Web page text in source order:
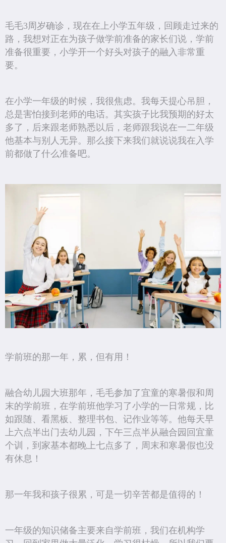
毛毛3周岁确诊，现在在上小学五年级，回顾走过来的
路，我想对正在为孩子做学前准备的家长们说，学前
准备很重要，小学开一个好头对孩子的融入非常重
要。
在小学一年级的时候，我很焦虑。我每天提心吊胆，
总是害怕接到老师的电话。其实孩子比我预期的好太
多了，后来跟老师熟悉以后，老师跟我说在一二年级
他基本与别人无异。那么接下来我们就说说我在入学
前都做了什么准备吧。
学前班的那一年，累，但有用！
融合幼儿园大班那年，毛毛参加了宜童的寒暑假和周
末的学前班，在学前班他学习了小学的一日常规，比
如跟随、看黑板、整理书包、记作业等等。他每天早
上六点半出门去幼儿园，下午三点半从融合园回宜童
个训，到家基本都晚上七点多了，周末和寒暑假也没
有休息！
那一年我和孩子很累，可是一切辛苦都是值得的！
一年级的知识储备主要来自学前班，我们在机构学